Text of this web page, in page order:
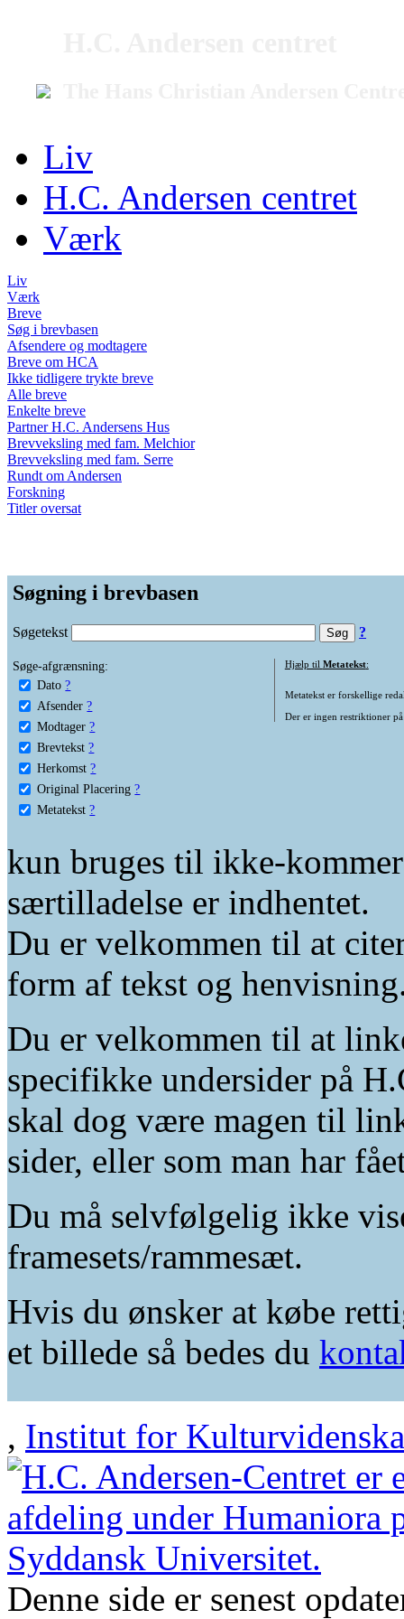
Liv
H.C. Andersen centret
Værk
Liv
Værk
Breve
Søg i brevbasen
Afsendere og modtagere
Breve om HCA
Ikke tidligere trykte breve
Alle breve
Enkelte breve
Partner H.C. Andersens Hus
Brevveksling med fam. Melchior
Brevveksling med fam. Serre
Rundt om Andersen
Forskning
Titler oversat
Søgning i brevbasen
Søgetekst ?
Søge-afgrænsning:
Dato ?
Afsender ?
Modtager ?
Brevtekst ?
Herkomst ?
Original Placering ?
Metatekst ?
Hjælp til Metatekst:
Metatekst er forskellige
Der er ingen restriktioner
kun bruges til ikke-
særtilladelse er indhentet.
Du er velkommen til at
form af tekst og
Du er velkommen til at
specifikke undersider på
skal dog være magen til
sider, eller som man har
Du må selvfølgelig ikke
framesets/rammesæt.
Hvis du ønsker at købe
et billede så bedes du
, Institut for
Denne side er senest